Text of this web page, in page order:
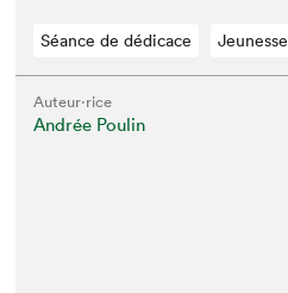
Séance de dédicace Jeunesse
Auteur·rice
Andrée Poulin